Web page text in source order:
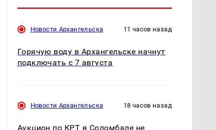
Новости Архангельска 11 часов назад
Горячую воду в Архангельске начнут
подключать с 7 августа
Новости Архангельска 18 часов назад
Аукцион по КРТ в Соломбале не